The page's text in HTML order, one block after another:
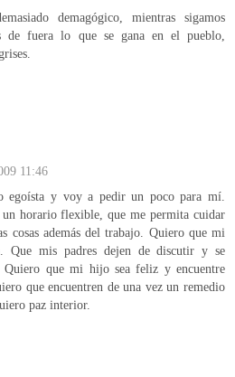
demagógico, mientras sigamos
de fuera lo que se gana en el pueblo,
11:46
egoísta y voy a pedir un poco para mí.
horario flexible, que me permita cuidar
además del trabajo. Quiero que mi
Que mis padres dejen de discutir y se
Quiero que mi hijo sea feliz y encuentre
que encuentren de una vez un remedio
paz interior.